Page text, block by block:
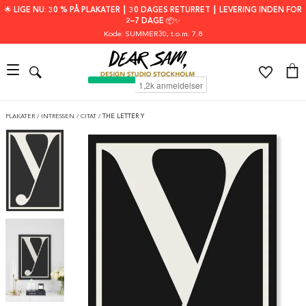
🌟 LIGE NU: 30 % PÅ PLAKATER ┃ 30 DAGES RETURRET ┃ LEVERING INDEN FOR
2–7 DAGE 📦✨
Kode: SUMMER30, t.o.m. 7.8
PLAKATER / INTRESSEN / CITAT / THE LETTER Y